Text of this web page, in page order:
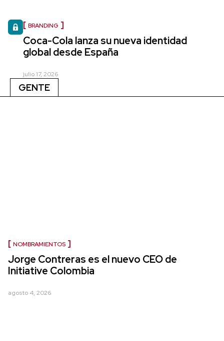
BRANDING
Coca-Cola lanza su nueva identidad
global desde España
julio 17, 2026
GENTE
NOMBRAMIENTOS
Jorge Contreras es el nuevo CEO de
Initiative Colombia
agosto 4, 2026